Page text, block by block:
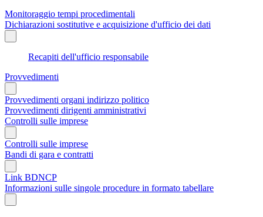
Monitoraggio tempi procedimentali
Dichiarazioni sostitutive e acquisizione d'ufficio dei dati
Recapiti dell'ufficio responsabile
Provvedimenti
Provvedimenti organi indirizzo politico
Provvedimenti dirigenti amministrativi
Controlli sulle imprese
Controlli sulle imprese
Bandi di gara e contratti
Link BDNCP
Informazioni sulle singole procedure in formato tabellare